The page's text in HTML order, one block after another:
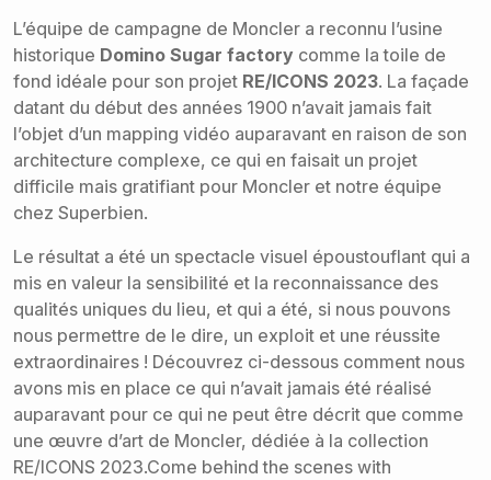
L’équipe de campagne de Moncler a reconnu l’usine
historique Domino Sugar factory comme la toile de
fond idéale pour son projet RE/ICONS 2023. La façade
datant du début des années 1900 n’avait jamais fait
l’objet d’un mapping vidéo auparavant en raison de son
architecture complexe, ce qui en faisait un projet
difficile mais gratifiant pour Moncler et notre équipe
chez Superbien.
Le résultat a été un spectacle visuel époustouflant qui a
mis en valeur la sensibilité et la reconnaissance des
qualités uniques du lieu, et qui a été, si nous pouvons
nous permettre de le dire, un exploit et une réussite
extraordinaires ! Découvrez ci-dessous comment nous
avons mis en place ce qui n’avait jamais été réalisé
auparavant pour ce qui ne peut être décrit que comme
une œuvre d’art de Moncler, dédiée à la collection
RE/ICONS 2023.Come behind the scenes with